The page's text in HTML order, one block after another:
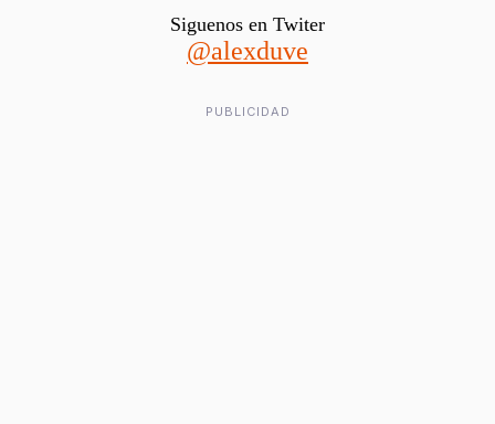
Siguenos en Twiter
@alexduve
PUBLICIDAD